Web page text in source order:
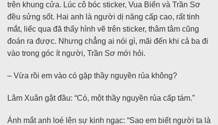
trên khung cửa. Lúc cô bóc sticker, Vua Biển và Trần Sơ
đều sửng sốt. Hai anh là người dị năng cấp cao, rất tinh
mắt, liếc qua đã thấy hình vẽ trên sticker, thâm tâm cũng
đoán ra được. Nhưng chẳng ai nói gì, mãi đến khi cả ba đi
vào trong góc ít người, Trần Sơ mới hỏi.
– Vừa rồi em vào có gặp thầy nguyền rủa không?
Lâm Xuân gật đầu: “Có, một thầy nguyền rủa cấp tám.”
Ánh mắt anh loé lên sự kinh ngạc: “Sao em biết người ta là